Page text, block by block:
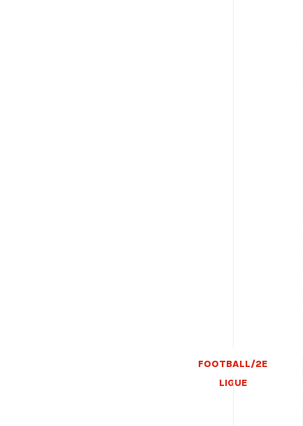
FOOTBALL/2E
LIGUE